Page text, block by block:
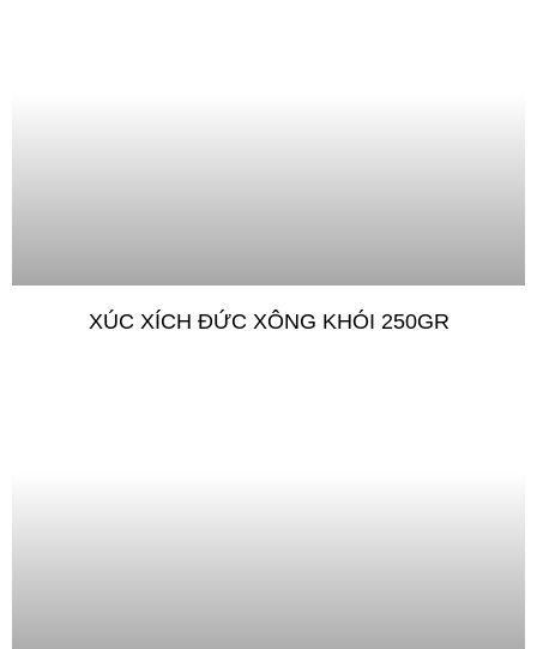
XÚC XÍCH ĐỨC XÔNG KHÓI 250GR